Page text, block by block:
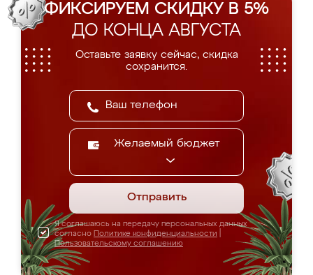
ФИКСИРУЕМ СКИДКУ В 5%
ДО КОНЦА АВГУСТА
Оставьте заявку сейчас, скидка
сохранится.
Желаемый бюджет
Отправить
Я соглашаюсь на передачу персональных данных
согласно Политике конфиденциальности
Пользовательскому соглашению